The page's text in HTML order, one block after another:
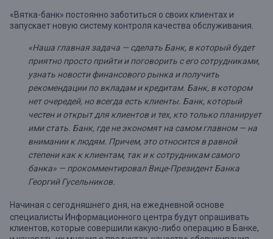
«Вятка-банк» постоянно заботиться о своих клиентах и
запускает новую систему контроля качества обслуживания.
«Наша главная задача — сделать Банк, в который будет
приятно просто прийти и поговорить с его сотрудниками,
узнать новости финансового рынка и получить
рекомендации по вкладам и кредитам. Банк, в котором
нет очередей, но всегда есть клиенты. Банк, который
честен и открыт для клиентов и тех, кто только планирует
ими стать. Банк, где не экономят на самом главном — на
внимании к людям. Причем, это относится в равной
степени как к клиентам, так и к сотрудникам самого
банка» — прокомментировал Вице-Президент Банка
Георгий Гусельников.
Начиная с сегодняшнего дня, на ежедневной основе
специалисты Информационного центра будут опрашивать
клиентов, которые совершили какую-либо операцию в Банке,